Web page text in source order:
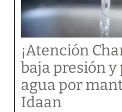
¡Atención
baja presión y
agua por
Idaan